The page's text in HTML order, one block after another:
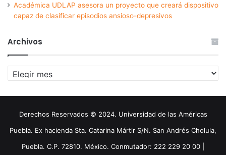
Académica UDLAP asesora un proyecto que creará dispositivo
capaz de clasificar episodios ansioso-depresivos
Archivos
Archivos
Derechos Reservados © 2024. Universidad de las Américas
Puebla. Ex hacienda Sta. Catarina Mártir S/N. San Andrés Cholula,
Puebla. C.P. 72810. México. Conmutador: 222 229 20 00 |